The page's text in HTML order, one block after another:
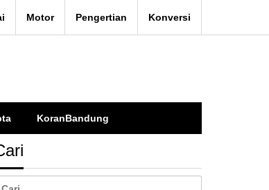
Motor Pengertian Konversi
KoranBandung